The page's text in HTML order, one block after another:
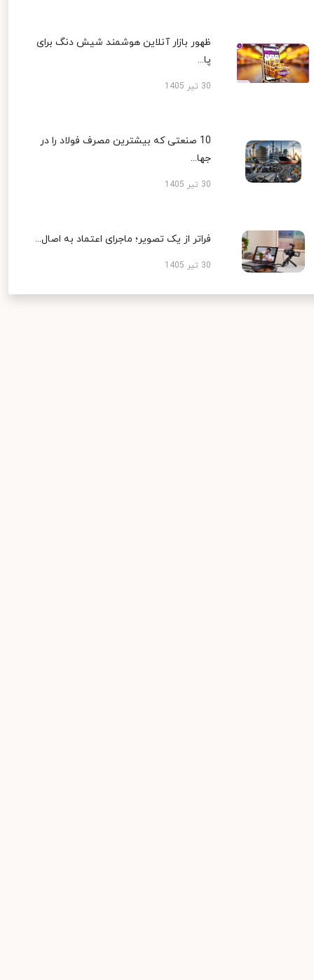
ظهور بازار آنلاین هوشمند شیش دنگ برای
پا...
30 تیر 1405
10 صنعتی که بیشترین مصرف فولاد را در
جها...
30 تیر 1405
فراتر از یک تصویر؛ ماجرای اعتماد به اصال...
30 تیر 1405